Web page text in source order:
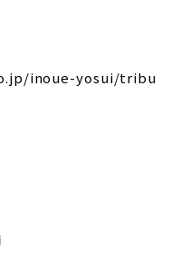
inoue-yosui/tribu